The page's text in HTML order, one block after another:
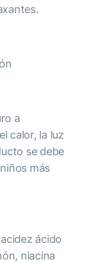
a
calor, la luz
se debe
más
ácido
niacina